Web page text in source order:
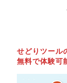
せどりツール
無料で体験可